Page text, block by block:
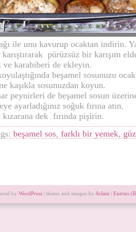
ile unu kavurup ocaktan indirin.
pürüzsüz bir karışım
ve karabiberi de ekleyin.
beşamel sosunuzu
kaşıkla sosunuzdan koyun.
peynirleri de beşamel sosun
ayarladığınız soğuk fırına atın.
dek fırında pişirin.
beşamel sos, farklı bir yemek,
by WordPress | theme and images by Arlain | Entries